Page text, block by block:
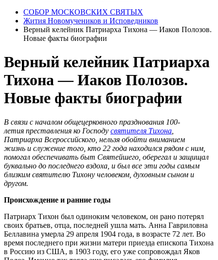
СОБОР МОСКОВСКИХ СВЯТЫХ
Жития Новомучеников и Исповедников
Верный келейник Патриарха Тихона — Иаков Полозов.
Новые факты биографии
Верный келейник Патриарха
Тихона — Иаков Полозов.
Новые факты биографии
В связи с началом общецерковного празднования 100-
летия преставления ко Господу святителя Тихона
Патриарха Всероссийского, нельзя обойти вниманием
жизнь и служение того, кто 22 года находился рядом с ним,
помогал обеспечивать быт Святейшего, оберегал и защищал
буквально до последнего вздоха, и был все эти годы самым
близким святителю Тихону человеком, духовным сыном и
другом.
Происхождение и ранние годы
Патриарх Тихон был одиноким человеком, он рано потерял
своих братьев, отца, последней ушла мать. Анна Гавриловна
Беллавина умерла 29 апреля 1904 года, в возрасте 72 лет. Во
время последнего при жизни матери приезда епископа Тихона
в Россию из США, в 1903 году, его уже сопровождал Яков